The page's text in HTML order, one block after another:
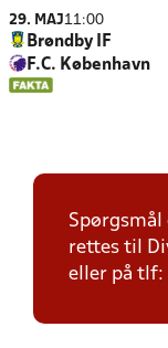
29. MAJ11:00
Brøndby IF
F.C. København
Spørgsmål
rettes til
eller på tlf: